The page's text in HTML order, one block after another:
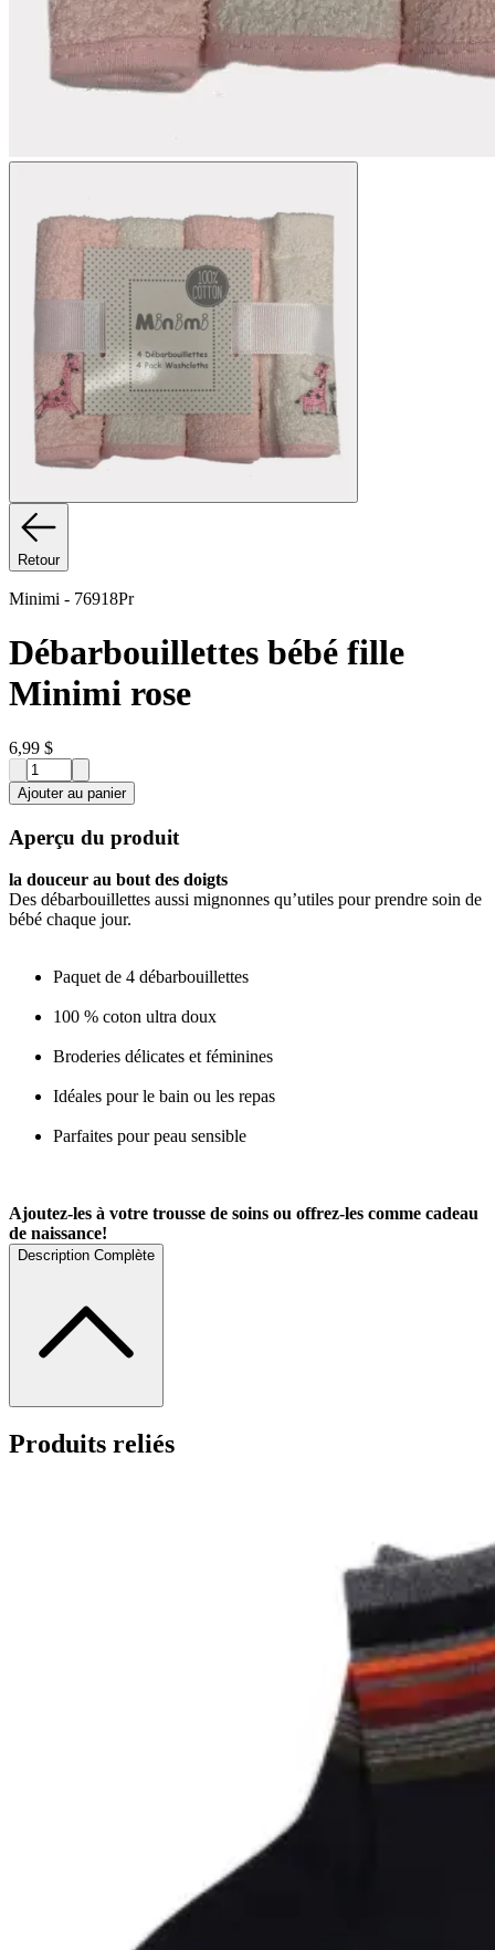
Retour
Minimi - 76918Pr
Débarbouillettes bébé fille
Minimi rose
6,99 $
Ajouter au panier
Aperçu du produit
la douceur au bout des doigts
Des débarbouillettes aussi mignonnes qu’utiles pour prendre soin de
bébé chaque jour.
Paquet de 4 débarbouillettes
100 % coton ultra doux
Broderies délicates et féminines
Idéales pour le bain ou les repas
Parfaites pour peau sensible
Ajoutez-les à votre trousse de soins ou offrez-les comme cadeau
de naissance!
Description Complète
Produits reliés